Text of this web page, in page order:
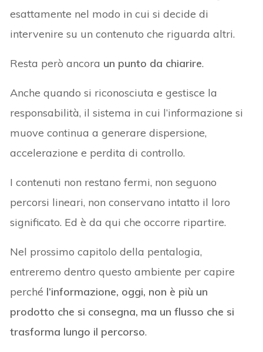
esattamente nel modo in cui si decide di
intervenire su un contenuto che riguarda altri.
Resta però ancora un punto da chiarire.
Anche quando si riconosciuta e gestisce la
responsabilità, il sistema in cui l’informazione si
muove continua a generare dispersione,
accelerazione e perdita di controllo.
I contenuti non restano fermi, non seguono
percorsi lineari, non conservano intatto il loro
significato. Ed è da qui che occorre ripartire.
Nel prossimo capitolo della pentalogia,
entreremo dentro questo ambiente per capire
perché l’informazione, oggi, non è più un
prodotto che si consegna, ma un flusso che si
trasforma lungo il percorso.